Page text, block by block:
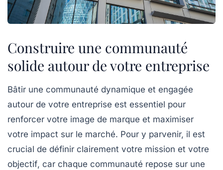
Construire une communauté
solide autour de votre entreprise
Bâtir une communauté dynamique et engagée
autour de votre entreprise est essentiel pour
renforcer votre image de marque et maximiser
votre impact sur le marché. Pour y parvenir, il est
crucial de définir clairement votre mission et votre
objectif, car chaque communauté repose sur une